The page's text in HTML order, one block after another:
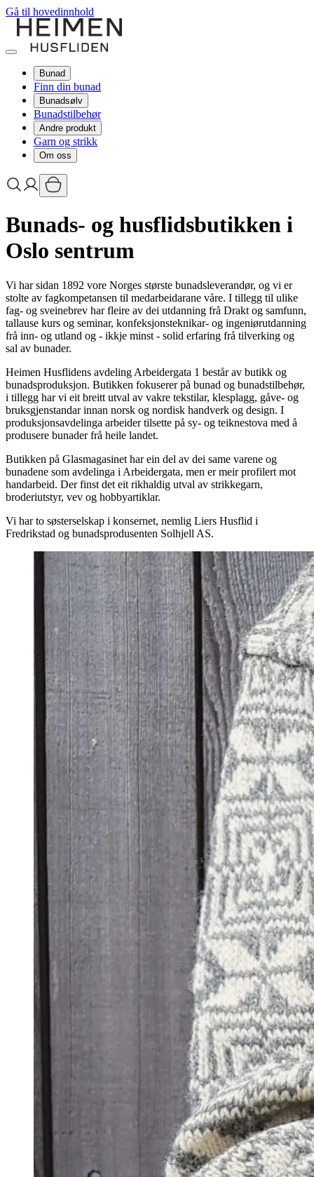
Gå til hovedinnhold
Bunad
Finn din bunad
Bunadsølv
Bunadstilbehør
Andre produkt
Garn og strikk
Om oss
Bunads- og husflidsbutikken i
Oslo sentrum
Vi har sidan 1892 vore Norges største bunadsleverandør, og vi er
stolte av fagkompetansen til medarbeidarane våre. I tillegg til ulike
fag- og sveinebrev har fleire av dei utdanning frå Drakt og samfunn,
tallause kurs og seminar, konfeksjonsteknikar- og ingeniørutdanning
frå inn- og utland og - ikkje minst - solid erfaring frå tilverking og
sal av bunader.
Heimen Husflidens avdeling Arbeidergata 1 består av butikk og
bunadsproduksjon. Butikken fokuserer på bunad og bunadstilbehør,
i tillegg har vi eit breitt utval av vakre tekstilar, klesplagg, gåve- og
bruksgjenstandar innan norsk og nordisk handverk og design. I
produksjonsavdelinga arbeider tilsette på sy- og teiknestova med å
produsere bunader frå heile landet.
Butikken på Glasmagasinet har ein del av dei same varene og
bunadene som avdelinga i Arbeidergata, men er meir profilert mot
handarbeid. Der finst det eit rikhaldig utval av strikkegarn,
broderiutstyr, vev og hobbyartiklar.
Vi har to søsterselskap i konsernet, nemlig Liers Husflid i
Fredrikstad og bunadsprodusenten Solhjell AS.